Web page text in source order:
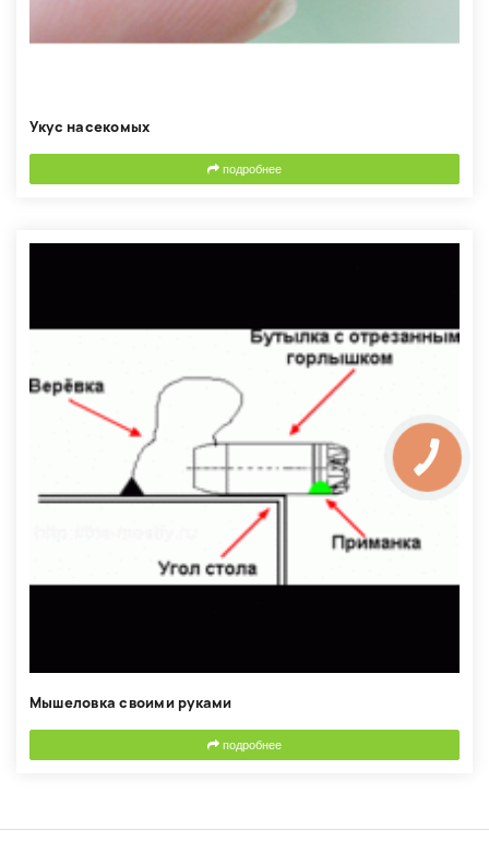
Укус насекомых
подробнее
Мышеловка своими руками
подробнее